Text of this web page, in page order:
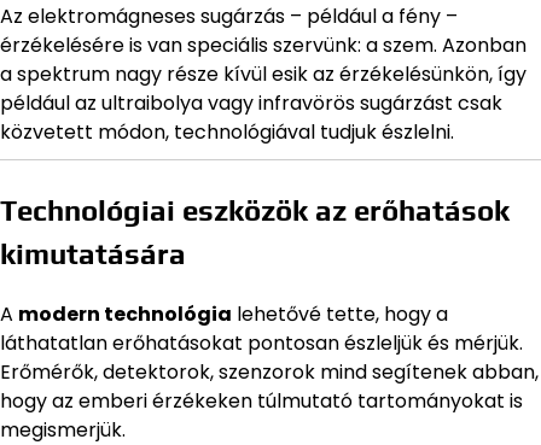
Az elektromágneses sugárzás – például a fény –
érzékelésére is van speciális szervünk: a szem. Azonban
a spektrum nagy része kívül esik az érzékelésünkön, így
például az ultraibolya vagy infravörös sugárzást csak
közvetett módon, technológiával tudjuk észlelni.
Technológiai eszközök az erőhatások
kimutatására
A modern technológia lehetővé tette, hogy a
láthatatlan erőhatásokat pontosan észleljük és mérjük.
Erőmérők, detektorok, szenzorok mind segítenek abban,
hogy az emberi érzékeken túlmutató tartományokat is
megismerjük.